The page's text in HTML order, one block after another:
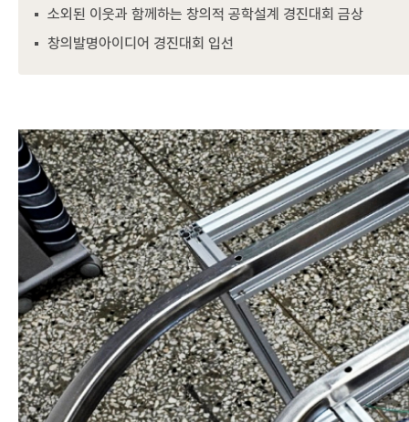
소외된 이웃과 함께하는 창의적 공학설계 경진대회 금상
창의발명아이디어 경진대회 입선